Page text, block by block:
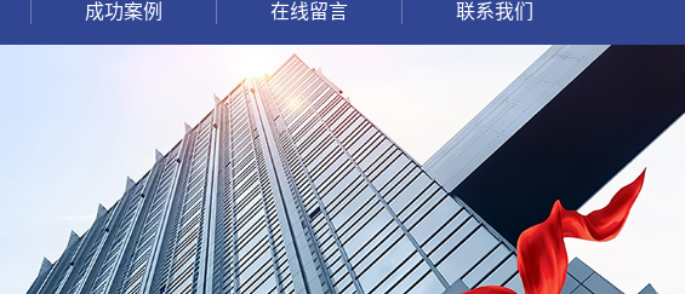
成功案例 在线留言 联系我们